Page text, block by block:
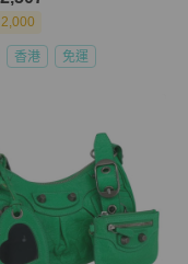
香港 免運